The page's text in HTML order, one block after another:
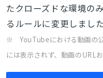
たクローズドな環境の
るルールに変更しました
※ YouTubeにおける動画の
には表示されず、動画のURL